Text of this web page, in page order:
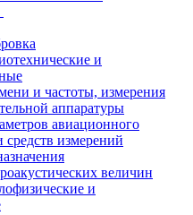
и
и частоты, измерения
аппаратуры
авиационного
средств измерений
величин
и